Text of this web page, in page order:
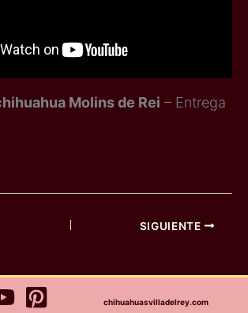
Molins de Rei – Entrega
SIGUIENTE
chihuahuasvilladelrey.com